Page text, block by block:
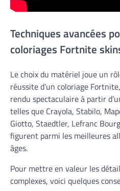
Techniques avancées
coloriages Fortnite
Le choix du matériel joue un
réussite d’un coloriage
rendu spectaculaire à partir
telles que Crayola, Stabilo,
Giotto, Staedtler, Lefranc
figurent parmi les meilleures
âges.
Pour mettre en valeur les
complexes, voici quelques